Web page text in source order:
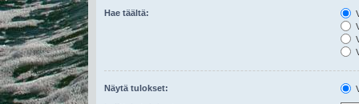
Hae täältä:
Näytä tulokset: